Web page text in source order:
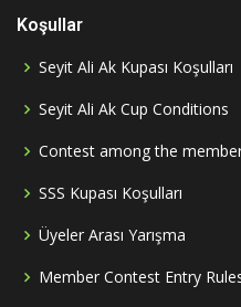
Koşullar
Seyit Ali Ak Kupası Koşulları
Seyit Ali Ak Cup Conditions
Contest among the
SSS Kupası Koşulları
Üyeler Arası Yarışma
Member Contest Entry